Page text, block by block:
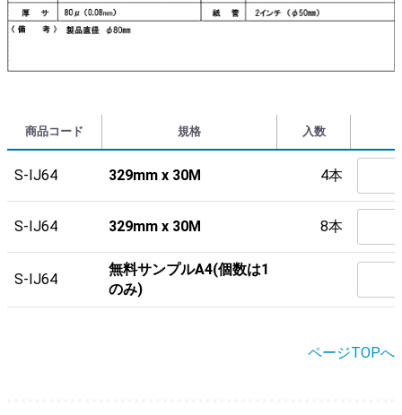
商品コード 規格 入数
S-IJ64 329mm x 30M 4本
S-IJ64 329mm x 30M 8本
S-IJ64
無料サンプルA4(個数は1
のみ)
ページTOPへ